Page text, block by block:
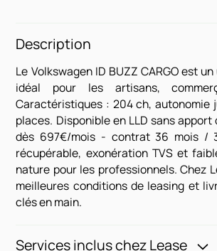
Description
Le Volkswagen ID BUZZ CARGO est
idéal pour les artisans,
Caractéristiques : 204 ch, autonomie
places. Disponible en LLD sans apport
dès 697€/mois - contrat 36 mois /
récupérable, exonération TVS et
nature pour les professionnels. Chez
meilleures conditions de leasing et
clés en main.
Services inclus chez Lease